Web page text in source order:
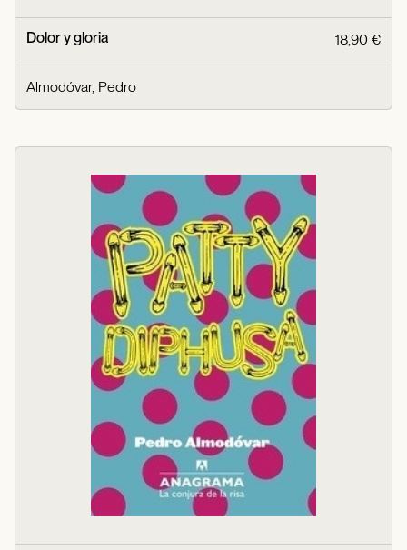
Dolor y gloria 18,90 €
Almodóvar, Pedro